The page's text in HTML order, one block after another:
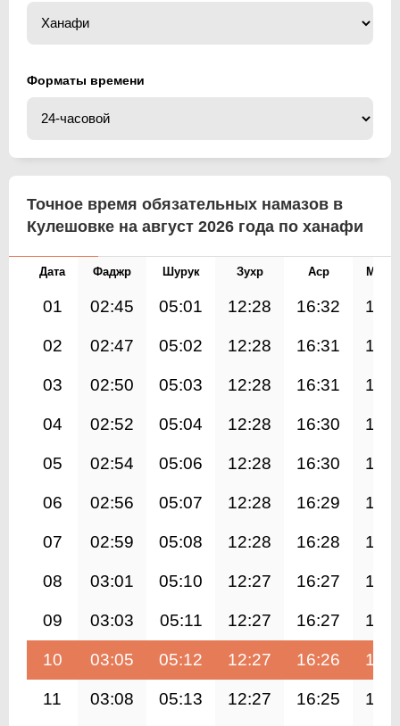
Форматы времени
Точное время обязательных намазов в
Кулешовке на август 2026 года по ханафи
Дата Фаджр Шурук Зухр Аср
01 02:45 05:01 12:28 16:32
02 02:47 05:02 12:28 16:31
03 02:50 05:03 12:28 16:31
04 02:52 05:04 12:28 16:30
05 02:54 05:06 12:28 16:30
06 02:56 05:07 12:28 16:29
07 02:59 05:08 12:28 16:28
08 03:01 05:10 12:27 16:27
09 03:03 05:11 12:27 16:27
10 03:05 05:12 12:27 16:26
11 03:08 05:13 12:27 16:25